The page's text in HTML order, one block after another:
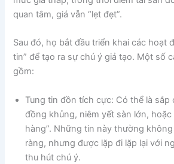
quan tâm, giá vẫn “lẹt đẹt”.
Sau đó, họ bắt đầu triển khai các hoạt
tin” để tạo ra sự chú ý giả tạo. Một số
gồm:
Tung tin đồn tích cực: Có thể là sắp
đồng khủng, niêm yết sàn lớn, hoặc
hàng”. Những tin này thường
ràng, nhưng được lặp đi lặp lại với
thu hút chú ý.